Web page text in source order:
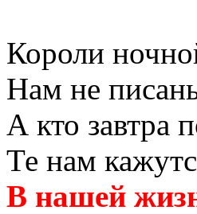
Короли
Нам не
А кто завтра
Те нам
В нашей